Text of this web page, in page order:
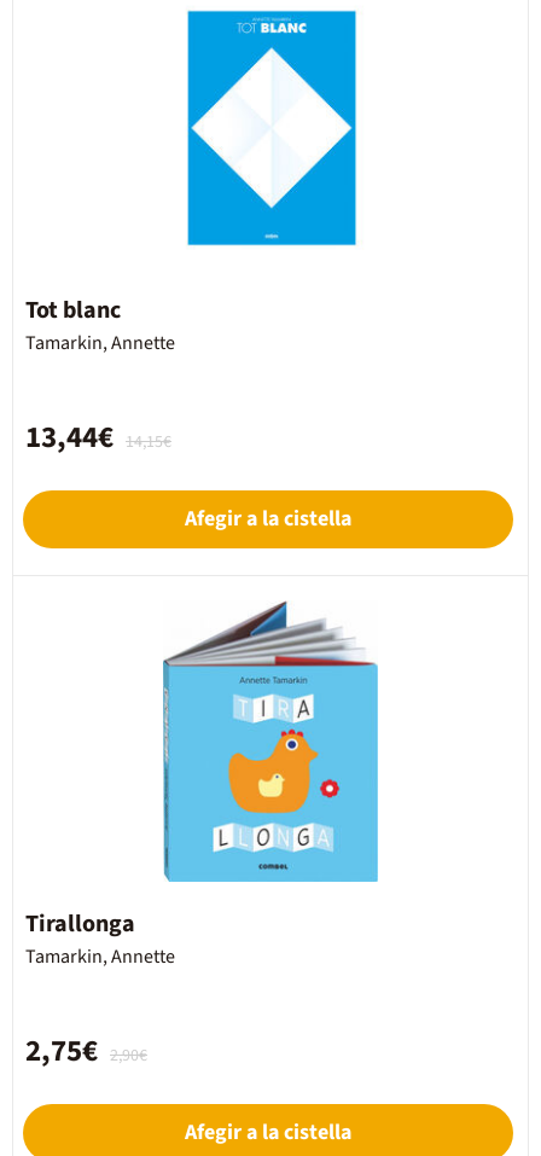
Tot blanc
Tamarkin, Annette
14,15€
13,44€
Afegir a la cistella
Tirallonga
Tamarkin, Annette
2,90€
2,75€
Afegir a la cistella